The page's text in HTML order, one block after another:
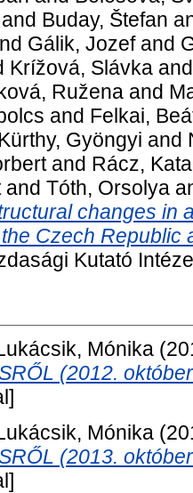
and Buday, Štefan
Gálik, Jozefand
Krížová, Slávka
Ružena and
and Felkai,
Gyöngyi and
and Rácz,
and Tóth, Orsolya
changes in
Czech Republic
Kutató
Mónika
(2012.
Mónika
(2013.